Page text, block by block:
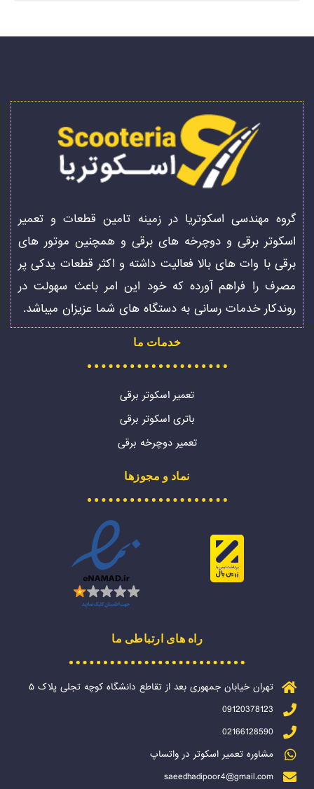
گروه مهندسی اسکوتریا در زمینه تامین قطعات و تعمیر
اسکوتر برقی و دوچرخه های برقی و همچنین موتور های
برقی با وات های بالا فعالیت داشته و اکثر قطعات یدکی پر
مصرف را فراهم آورده که خود این امر باعث سهولت در
روندکار خدمات رسانی به دستگاه های شما عزیزان میباشد.
خدمات ما
تعمیر اسکوتر برقی
باتری اسکوتر برقی
تعمیر دوچرخه برقی
نماد و مجوزها
راه های ارتباطی ما
تهران خیابان جمهوری بعد از تقاطع دانشگاه کوچه تجلی پلاک ۵
09120378123
02166128590
مشاوره تعمیر اسکوتر در واتساپ
saeedhadipoor4@gmail.com